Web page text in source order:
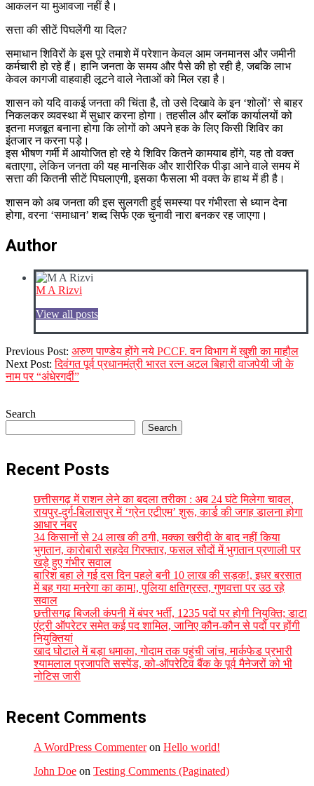
आकलन या मुआवजा नहीं है।
सत्ता की सीटें पिघलेंगी या दिल?
समाधान शिविरों के इस पूरे तमाशे में परेशान केवल आम जनमानस और जमीनी
कर्मचारी हो रहे हैं। हानि जनता के समय और पैसे की हो रही है, जबकि लाभ
केवल कागजी वाहवाही लूटने वाले नेताओं को मिल रहा है।
शासन को यदि वाकई जनता की चिंता है, तो उसे दिखावे के इन ‘शोलों’ से बाहर
निकलकर व्यवस्था में सुधार करना होगा। तहसील और ब्लॉक कार्यालयों को
इतना मजबूत बनाना होगा कि लोगों को अपने हक के लिए किसी शिविर का
इंतजार न करना पड़े।
इस भीषण गर्मी में आयोजित हो रहे ये शिविर कितने कामयाब होंगे, यह तो वक्त
बताएगा, लेकिन जनता की यह मानसिक और शारीरिक पीड़ा आने वाले समय में
सत्ता की कितनी सीटें पिघलाएगी, इसका फैसला भी वक्त के हाथ में ही है।
शासन को अब जनता की इस सुलगती हुई समस्या पर गंभीरता से ध्यान देना
होगा, वरना ‘समाधान’ शब्द सिर्फ एक चुनावी नारा बनकर रह जाएगा।
Author
M A Rizvi
View all posts
2026-
06-
01
Previous Post: अरुण पाण्डेय होंगे नये PCCF. वन विभाग में खुशी का माहौल
Next Post:दिवंगत पूर्व प्रधानमंत्री भारत रत्न अटल बिहारी वाजपेयी जी के
नाम पर “अंधेरगर्दी”
Search
Search
Recent Posts
छत्तीसगढ़ में राशन लेने का बदला तरीका : अब 24 घंटे मिलेगा चावल,
रायपुर-दुर्ग-बिलासपुर में ‘ग्रेन एटीएम’ शुरू, कार्ड की जगह डालना होगा
आधार नंबर
34 किसानों से 24 लाख की ठगी, मक्का खरीदी के बाद नहीं किया
भुगतान, कारोबारी सहदेव गिरफ्तार, फसल सौदों में भुगतान प्रणाली पर
खड़े हुए गंभीर सवाल
बारिश बहा ले गई दस दिन पहले बनी 10 लाख की सड़क!, इधर बरसात
में बह गया मनरेगा का काम!, पुलिया क्षतिग्रस्त, गुणवत्ता पर उठ रहे
सवाल
छत्तीसगढ़ बिजली कंपनी में बंपर भर्ती, 1235 पदों पर होगी नियुक्ति; डाटा
एंट्री ऑपरेटर समेत कई पद शामिल, जानिए कौन-कौन से पदों पर होंगी
नियुक्तियां
खाद घोटाले में बड़ा धमाका, गोदाम तक पहुंची जांच, मार्कफेड प्रभारी
श्यामलाल प्रजापति सस्पेंड, को-ऑपरेटिव बैंक के पूर्व मैनेजरों को भी
नोटिस जारी
Recent Comments
A WordPress Commenteron Hello world!
John Doe on Testing Comments (Paginated)